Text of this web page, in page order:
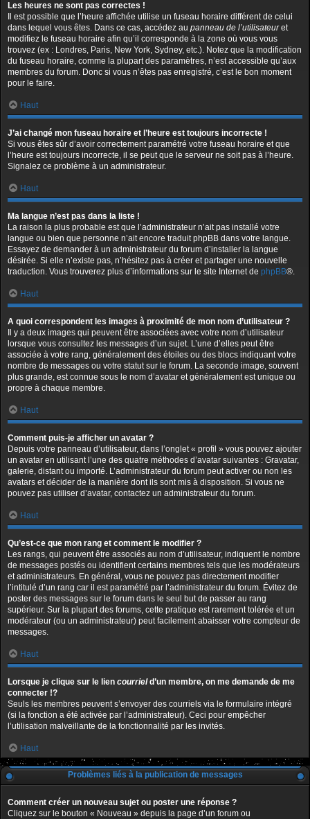
Les heures ne sont pas correctes !
Il est possible que l’heure affichée utilise un fuseau horaire différent de celui
dans lequel vous êtes. Dans ce cas, accédez au panneau de l’utilisateuret
modifiez le fuseau horaire afin qu’il corresponde à la zone où vous vous
trouvez (ex : Londres, Paris, New York, Sydney, etc.). Notez que la modification
du fuseau horaire, comme la plupart des paramètres, n’est accessible qu’aux
membres du forum. Donc si vous n’êtes pas enregistré, c’est le bon moment
pour le faire.
Haut
J’ai changé mon fuseau horaire et l’heure est toujours incorrecte !
Si vous êtes sûr d’avoir correctement paramétré votre fuseau horaire et que
l’heure est toujours incorrecte, il se peut que le serveur ne soit pas à l’heure.
Signalez ce problème à un administrateur.
Haut
Ma langue n’est pas dans la liste !
La raison la plus probable est que l’administrateur n’ait pas installé votre
langue ou bien que personne n’ait encore traduit phpBB dans votre langue.
Essayez de demander à un administrateur du forum d’installer la langue
désirée. Si elle n’existe pas, n’hésitez pas à créer et partager une nouvelle
traduction. Vous trouverez plus d’informations sur le site Internet de phpBB®.
Haut
A quoi correspondent les images à proximité de mon nom d’utilisateur ?
Il y a deux images qui peuvent être associées avec votre nom d’utilisateur
lorsque vous consultez les messages d’un sujet. L’une d’elles peut être
associée à votre rang, généralement des étoiles ou des blocs indiquant votre
nombre de messages ou votre statut sur le forum. La seconde image, souvent
plus grande, est connue sous le nom d’avatar et généralement est unique ou
propre à chaque membre.
Haut
Comment puis-je afficher un avatar ?
Depuis votre panneau d’utilisateur, dans l’onglet « profil » vous pouvez ajouter
un avatar en utilisant l’une des quatre méthodes d’avatar suivantes : Gravatar,
galerie, distant ou importé. L’administrateur du forum peut activer ou non les
avatars et décider de la manière dont ils sont mis à disposition. Si vous ne
pouvez pas utiliser d’avatar, contactez un administrateur du forum.
Haut
Qu’est-ce que mon rang et comment le modifier ?
Les rangs, qui peuvent être associés au nom d’utilisateur, indiquent le nombre
de messages postés ou identifient certains membres tels que les modérateurs
et administrateurs. En général, vous ne pouvez pas directement modifier
l’intitulé d’un rang car il est paramétré par l’administrateur du forum. Évitez de
poster des messages sur le forum dans le seul but de passer au rang
supérieur. Sur la plupart des forums, cette pratique est rarement tolérée et un
modérateur (ou un administrateur) peut facilement abaisser votre compteur de
messages.
Haut
Lorsque je clique sur le lien courrield’un membre, on me demande de me
connecter !?
Seuls les membres peuvent s’envoyer des courriels via le formulaire intégré
(si la fonction a été activée par l’administrateur). Ceci pour empêcher
l’utilisation malveillante de la fonctionnalité par les invités.
Haut
Problèmes liés à la publication de messages
Comment créer un nouveau sujet ou poster une réponse ?
Cliquez sur le bouton « Nouveau » depuis la page d’un forum ou